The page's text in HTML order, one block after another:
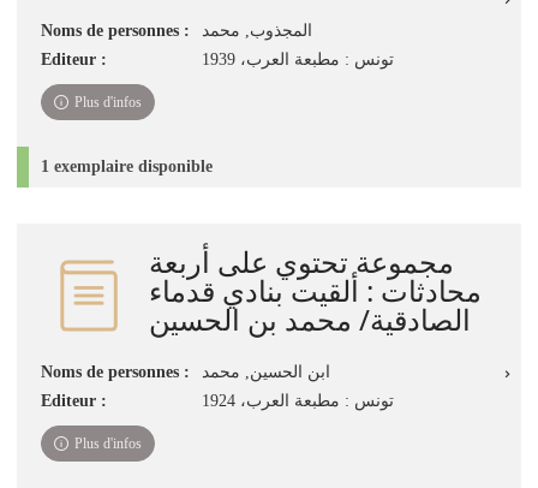
Noms de personnes :
المجذوب, محمد
Editeur :
تونس : مطبعة العرب، 1939
Plus d'infos
1 exemplaire disponible
مجموعة تحتوي على أربعة
محادثات : ألقيت بنادي قدماء
الصادقية/ محمد بن الحسين
Noms de personnes :
ابن الحسين, محمد
Editeur :
تونس : مطبعة العرب، 1924
Plus d'infos